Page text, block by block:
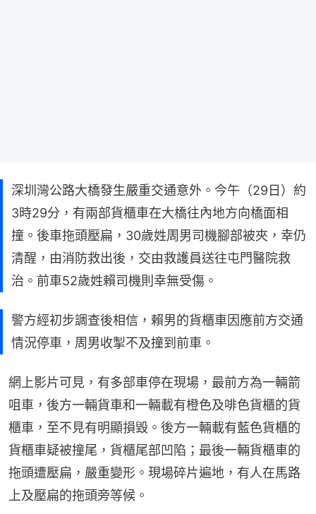
深圳灣公路大橋發生嚴重交通意外。今午（29日）約
3時29分，有兩部貨櫃車在大橋往內地方向橋面相
撞。後車拖頭壓扁，30歲姓周男司機腳部被夾，幸仍
清醒，由消防救出後，交由救護員送往屯門醫院救
治。前車52歲姓賴司機則幸無受傷。
警方經初步調查後相信，賴男的貨櫃車因應前方交通
情況停車，周男收掣不及撞到前車。
網上影片可見，有多部車停在現場，最前方為一輛箭
咀車，後方一輛貨車和一輛載有橙色及啡色貨櫃的貨
櫃車，至不見有明顯損毀。後方一輛載有藍色貨櫃的
貨櫃車疑被撞尾，貨櫃尾部凹陷；最後一輛貨櫃車的
拖頭遭壓扁，嚴重變形。現場碎片遍地，有人在馬路
上及壓扁的拖頭旁等候。